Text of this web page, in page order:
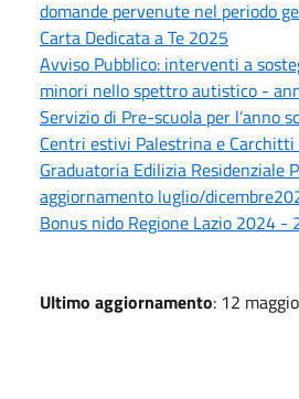
domande pervenute nel periodo
Carta Dedicata a Te 2025
Avviso Pubblico: interventi a
minori nello spettro autistico -
Servizio di Pre-scuola per l’anno
Centri estivi Palestrina e
Graduatoria Edilizia Residenziale
aggiornamento luglio/
Bonus nido Regione Lazio 2024 -
Ultimo aggiornamento: 12